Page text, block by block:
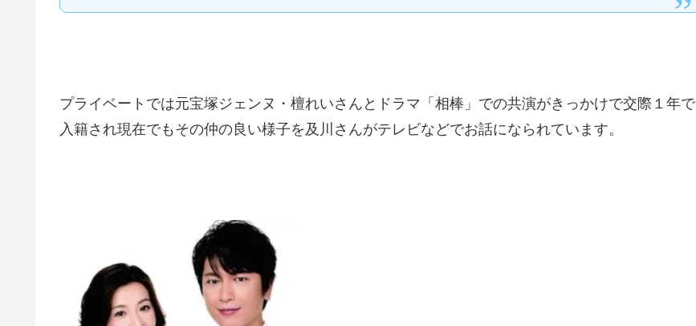
プライベートでは元宝塚ジェンヌ・檀れいさんとドラマ「相棒」での共演がきっかけで交際１年で
入籍され現在でもその仲の良い様子を及川さんがテレビなどでお話になられています。